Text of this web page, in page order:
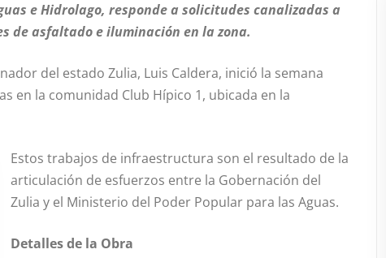
e Hidrolago, responde a solicitudes canalizadas a
de asfaltado e iluminación en la zona.
del estado Zulia, Luis Caldera, inició la semana
en la comunidad Club Hípico 1, ubicada en la
Estos trabajos de infraestructura son el resultado de la
articulación de esfuerzos entre la Gobernación del
Zulia y el Ministerio del Poder Popular para las Aguas.
Detalles de la Obra